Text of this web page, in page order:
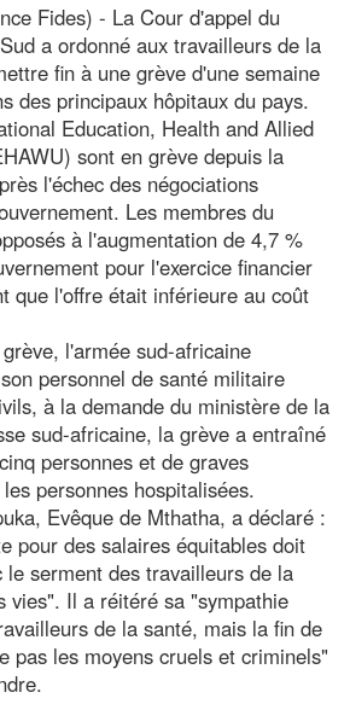
Fides) - La Cour d'appel du
a ordonné aux travailleurs de la
fin à une grève d'une semaine
des principaux hôpitaux du pays.
Education, Health and Allied
sont en grève depuis la
l'échec des négociations
Les membres du
à l'augmentation de 4,7 %
pour l'exercice financier
que l'offre était inférieure au coût
l'armée sud-africaine
personnel de santé militaire
à la demande du ministère de la
sud-africaine, la grève a entraîné
personnes et de graves
personnes hospitalisées.
Evêque de Mthatha, a déclaré :
pour des salaires équitables doit
serment des travailleurs de la
vies". Il a réitéré sa "sympathie
de la santé, mais la fin de
pas les moyens cruels et criminels"